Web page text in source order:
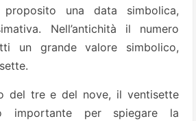
una data simbolica,
Nell’antichità il numero
un grande valore simbolico,
del tre e del nove, il ventisette
importante per spiegare la